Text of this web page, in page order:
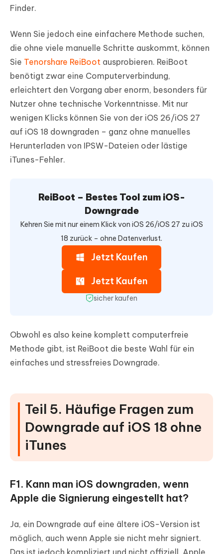
Finder.
Wenn Sie jedoch eine einfachere Methode suchen,
die ohne viele manuelle Schritte auskommt, können
Sie Tenorshare ReiBoot ausprobieren. ReiBoot
benötigt zwar eine Computerverbindung,
erleichtert den Vorgang aber enorm, besonders für
Nutzer ohne technische Vorkenntnisse. Mit nur
wenigen Klicks können Sie von der iOS 26/iOS 27
auf iOS 18 downgraden – ganz ohne manuelles
Herunterladen von IPSW-Dateien oder lästige
iTunes-Fehler.
ReiBoot – Bestes Tool zum iOS-
Downgrade
Kehren Sie mit nur einem Klick von iOS 26/iOS 27 zu iOS
18 zurück – ohne Datenverlust.
Jetzt Kaufen
Jetzt Kaufen
sicher kaufen
Obwohl es also keine komplett computerfreie
Methode gibt, ist ReiBoot die beste Wahl für ein
einfaches und stressfreies Downgrade.
Teil 5. Häufige Fragen zum
Downgrade auf iOS 18 ohne
iTunes
F1. Kann man iOS downgraden, wenn
Apple die Signierung eingestellt hat?
Ja, ein Downgrade auf eine ältere iOS-Version ist
möglich, auch wenn Apple sie nicht mehr signiert.